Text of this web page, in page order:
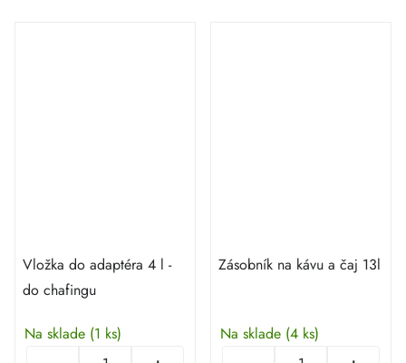
Vložka do adaptéra 4 l -
do chafingu
Na sklade (1 ks)
Zásobník na kávu a čaj 13l
Na sklade (4 ks)